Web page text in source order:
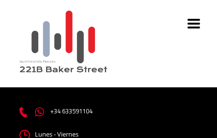
+34 633591104
Lunes - Viernes